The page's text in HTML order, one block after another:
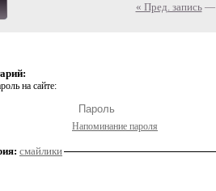
« Пред. запись—
на сайте:
Напоминание пароля
смайлики